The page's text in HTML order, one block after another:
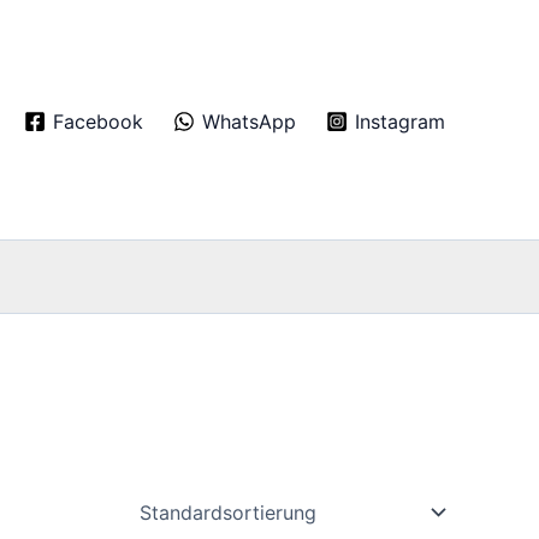
Facebook
WhatsApp Instagram